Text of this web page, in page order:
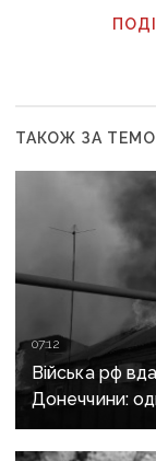
ТАКОЖ ЗА
07:12
Війська рф
Донеччини:
поранені